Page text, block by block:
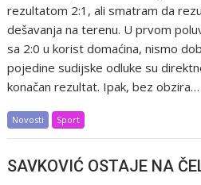
rezultatom 2:1, ali smatram da
dešavanja na terenu. U prvom
sa 2:0 u korist domaćina, nismo
pojedine sudijske odluke su
konačan rezultat. Ipak, bez obzira…
Novosti Sport
SAVKOVIĆ OSTAJE NA